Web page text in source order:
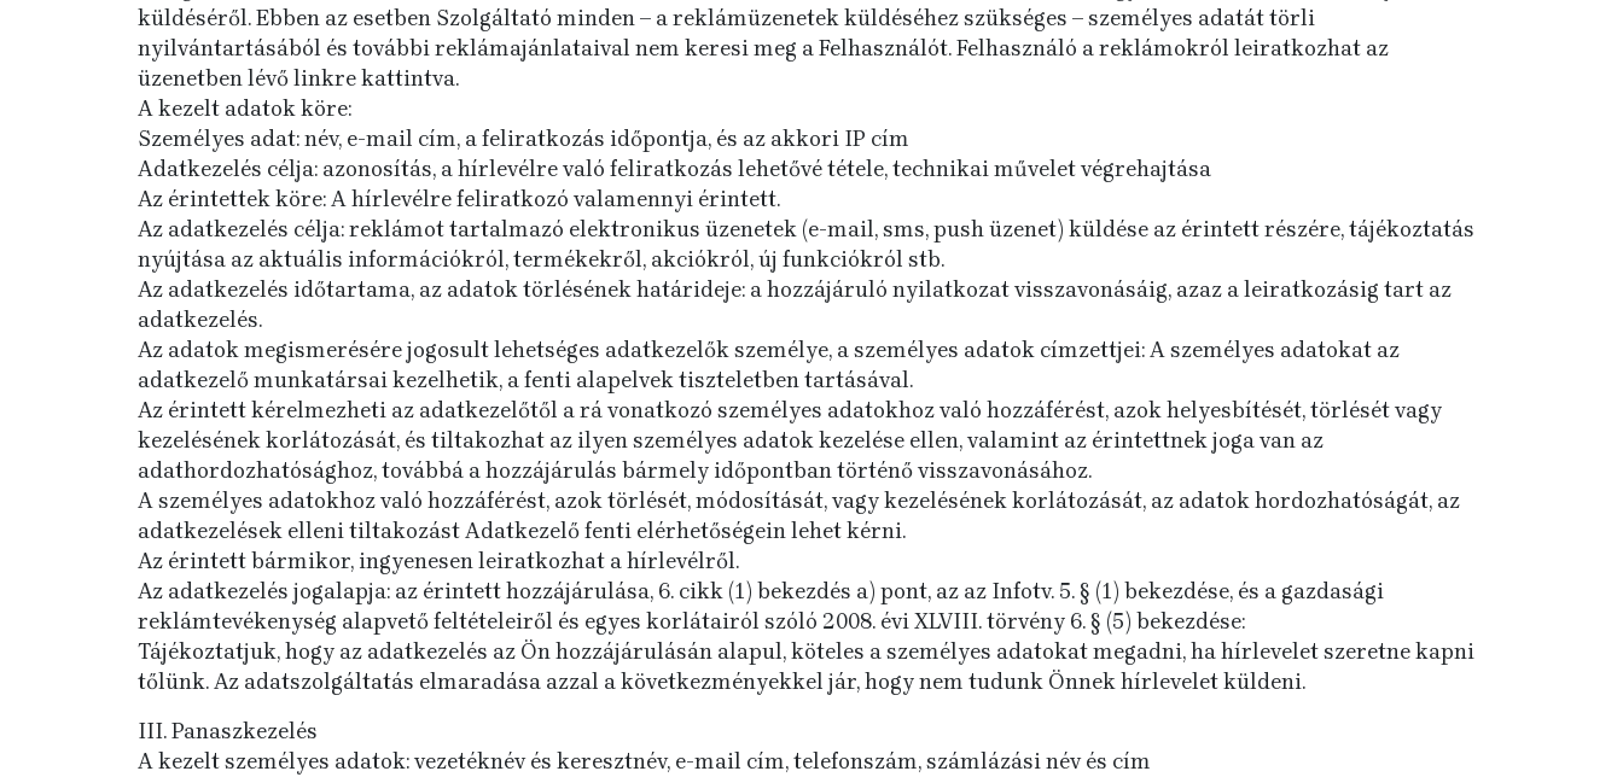
küldéséről. Ebben az esetben Szolgáltató minden – a reklámüzenetek küldéséhez szükséges – személyes adatát törli
nyilvántartásából és további reklámajánlataival nem keresi meg a Felhasználót. Felhasználó a reklámokról leiratkozhat az
üzenetben lévő linkre kattintva.
A kezelt adatok köre:
Személyes adat: név, e-mail cím, a feliratkozás időpontja, és az akkori IP cím
Adatkezelés célja: azonosítás, a hírlevélre való feliratkozás lehetővé tétele, technikai művelet végrehajtása
Az érintettek köre: A hírlevélre feliratkozó valamennyi érintett.
Az adatkezelés célja: reklámot tartalmazó elektronikus üzenetek (e-mail, sms, push üzenet) küldése az érintett részére, tájékoztatás
nyújtása az aktuális információkról, termékekről, akciókról, új funkciókról stb.
Az adatkezelés időtartama, az adatok törlésének határideje: a hozzájáruló nyilatkozat visszavonásáig, azaz a leiratkozásig tart az
adatkezelés.
Az adatok megismerésére jogosult lehetséges adatkezelők személye, a személyes adatok címzettjei: A személyes adatokat az
adatkezelő munkatársai kezelhetik, a fenti alapelvek tiszteletben tartásával.
Az érintett kérelmezheti az adatkezelőtől a rá vonatkozó személyes adatokhoz való hozzáférést, azok helyesbítését, törlését vagy
kezelésének korlátozását, és tiltakozhat az ilyen személyes adatok kezelése ellen, valamint az érintettnek joga van az
adathordozhatósághoz, továbbá a hozzájárulás bármely időpontban történő visszavonásához.
A személyes adatokhoz való hozzáférést, azok törlését, módosítását, vagy kezelésének korlátozását, az adatok hordozhatóságát, az
adatkezelések elleni tiltakozást Adatkezelő fenti elérhetőségein lehet kérni.
Az érintett bármikor, ingyenesen leiratkozhat a hírlevélről.
Az adatkezelés jogalapja: az érintett hozzájárulása, 6. cikk (1) bekezdés a) pont, az az Infotv. 5. § (1) bekezdése, és a gazdasági
reklámtevékenység alapvető feltételeiről és egyes korlátairól szóló 2008. évi XLVIII. törvény 6. § (5) bekezdése:
Tájékoztatjuk, hogy az adatkezelés az Ön hozzájárulásán alapul, köteles a személyes adatokat megadni, ha hírlevelet szeretne kapni
tőlünk. Az adatszolgáltatás elmaradása azzal a következményekkel jár, hogy nem tudunk Önnek hírlevelet küldeni.
III. Panaszkezelés
A kezelt személyes adatok: vezetéknév és keresztnév, e-mail cím, telefonszám, számlázási név és cím